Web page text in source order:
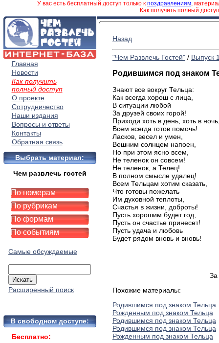
У вас есть бесплатный доступ только к поздравлениям,
Как получить полный
Главная
Новости
Как получить
полный доступ
О проекте
Сотрудничество
Наши издания
Вопросы и ответы
Контакты
Обратная связь
Выбрать материал:
Чем развлечь гостей
По номерам
По рубрикам
По формам
По событиям
Самые обсуждаемые
Расширенный поиск
В свободном доступе:
Бесплатно:
Назад
"Чем Развлечь Гостей" / Выпуск
Родившимся под знаком
Знают все вокруг Тельца:
Как всегда хорош с лица,
В ситуации любой
За друзей своих горой!
Приходи хоть в день, хоть в
Всем всегда готов помочь!
Ласков, весел и умен,
Вешним солнцем напоен,
Но при этом ясно всем,
Не теленок он совсем!
Не теленок, а Телец!
В полном смысле удалец!
Всем Тельцам хотим сказать,
Что готовы пожелать
Им духовной теплоты,
Счастья в жизни, доброты!
Пусть хорошим будет год,
Пусть он счастье принесет!
Пусть удача и любовь
Будет рядом вновь и вновь!
За
Похожие материалы:
Родившимся под знаком Тельца
Рожденным под знаком Тельца
Родившимся под знаком Тельца
Родившимся под знаком Тельца
Рожденным под знаком Тельца